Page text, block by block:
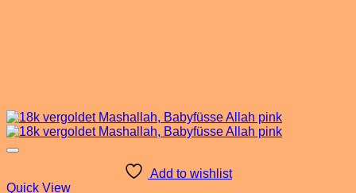
Add to wishlist
Quick View